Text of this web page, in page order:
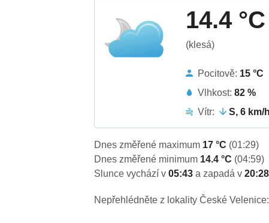
14.4 °C
(klesá)
Pocitově: 15 °C
Vlhkost:82 %
Vítr:
S, 6 km/h
Dnes změřené maximum 17 °C (01:29)
Dnes změřené minimum 14.4 °C (04:59)
Slunce vychází v05:43a zapadá v20:28
Nepřehlédněte z lokality České Velenice: